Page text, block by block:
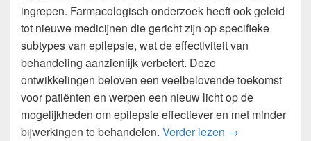
ingrepen. Farmacologisch onderzoek heeft ook geleid
tot nieuwe medicijnen die gericht zijn op specifieke
subtypes van epilepsie, wat de effectiviteit van
behandeling aanzienlijk verbetert. Deze
ontwikkelingen beloven een veelbelovende toekomst
voor patiënten en werpen een nieuw licht op de
mogelijkheden om epilepsie effectiever en met minder
bijwerkingen te behandelen. Verder lezen Nieuwe
→